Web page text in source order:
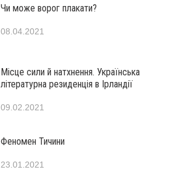
Чи може ворог плакати?
08.04.2021
Місце сили й натхнення. Українська
літературна резиденція в Ірландії
09.02.2021
Феномен Тичини
23.01.2021